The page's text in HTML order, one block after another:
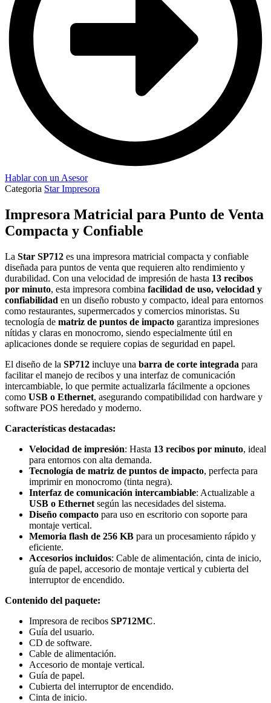
Hablar con un Asesor
Categoria Star Impresora
Impresora Matricial para Punto de Venta
Compacta y Confiable
La Star SP712 es una impresora matricial compacta y confiable
diseñada para puntos de venta que requieren alto rendimiento y
durabilidad. Con una velocidad de impresión de hasta 13 recibos
por minuto, esta impresora combina facilidad de uso, velocidad y
confiabilidad en un diseño robusto y compacto, ideal para entornos
como restaurantes, supermercados y comercios minoristas. Su
tecnología de matriz de puntos de impacto garantiza impresiones
nítidas y claras en monocromo, siendo especialmente útil en
aplicaciones donde se requiere copias de seguridad en papel.
El diseño de la SP712 incluye una barra de corte integrada para
facilitar el manejo de recibos y una interfaz de comunicación
intercambiable, lo que permite actualizarla fácilmente a opciones
como USB o Ethernet, asegurando compatibilidad con hardware y
software POS heredado y moderno.
Características destacadas:
Velocidad de impresión: Hasta 13 recibos por minuto, ideal
para entornos con alta demanda.
Tecnología de matriz de puntos de impacto, perfecta para
imprimir en monocromo (tinta negra).
Interfaz de comunicación intercambiable: Actualizable a
USB o Ethernet según las necesidades del sistema.
Diseño compacto para uso en escritorio con soporte para
montaje vertical.
Memoria flash de 256 KB para un procesamiento rápido y
eficiente.
Accesorios incluidos: Cable de alimentación, cinta de inicio,
guía de papel, accesorio de montaje vertical y cubierta del
interruptor de encendido.
Contenido del paquete:
Impresora de recibos SP712MC.
Guía del usuario.
CD de software.
Cable de alimentación.
Accesorio de montaje vertical.
Guía de papel.
Cubierta del interruptor de encendido.
Cinta de inicio.